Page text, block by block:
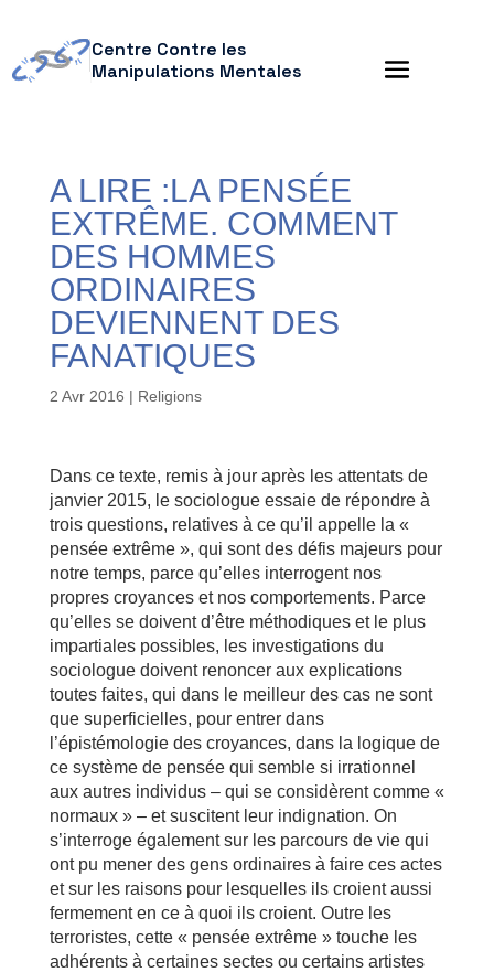
Centre Contre les
Manipulations Mentales
A LIRE :LA PENSÉE
EXTRÊME. COMMENT
DES HOMMES
ORDINAIRES
DEVIENNENT DES
FANATIQUES
2 Avr 2016 | Religions
Dans ce texte, remis à jour après les attentats de
janvier 2015, le sociologue essaie de répondre à
trois questions, relatives à ce qu’il appelle la «
pensée extrême », qui sont des défis majeurs pour
notre temps, parce qu’elles interrogent nos
propres croyances et nos comportements. Parce
qu’elles se doivent d’être méthodiques et le plus
impartiales possibles, les investigations du
sociologue doivent renoncer aux explications
toutes faites, qui dans le meilleur des cas ne sont
que superficielles, pour entrer dans
l’épistémologie des croyances, dans la logique de
ce système de pensée qui semble si irrationnel
aux autres individus – qui se considèrent comme «
normaux » – et suscitent leur indignation. On
s’interroge également sur les parcours de vie qui
ont pu mener des gens ordinaires à faire ces actes
et sur les raisons pour lesquelles ils croient aussi
fermement en ce à quoi ils croient. Outre les
terroristes, cette « pensée extrême » touche les
adhérents à certaines sectes ou certains artistes